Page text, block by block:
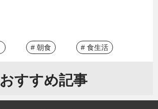
# 朝食 # 食生活
おすすめ記事